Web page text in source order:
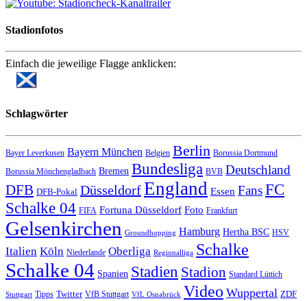
Stadionfotos
Einfach die jeweilige Flagge anklicken:
Schlagwörter
Bayer Leverkusen Bayern München Belgien Berlin Borussia Dortmund
Borussia Mönchengladbach Bremen Bundesliga BVB Deutschland
DFB DFB-Pokal DüsseldorfEngland Essen FansFC
Schalke 04 FIFA Fortuna Düsseldorf Foto Frankfurt
Gelsenkirchen Groundhopping Hamburg Hertha BSC HSV
Italien Köln Niederlande Oberliga Regionalliga Schalke
Schalke 04 Spanien Stadien Stadion Standard Lüttich
Stuttgart Tipps Twitter VfB Stuttgart VfL Osnabrück Video Wuppertal ZDF